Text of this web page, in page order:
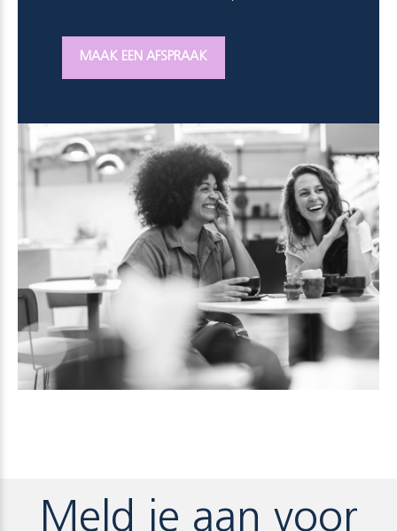
MAAK EEN AFSPRAAK
Meld je aan voor